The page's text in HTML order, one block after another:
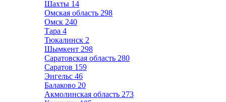
Шахты 14
Омская область 298
Омск 240
Тара 4
Тюкалинск 2
Шымкент 298
Саратовская область 280
Саратов 159
Энгельс 46
Балаково 20
Акмолинская область 273